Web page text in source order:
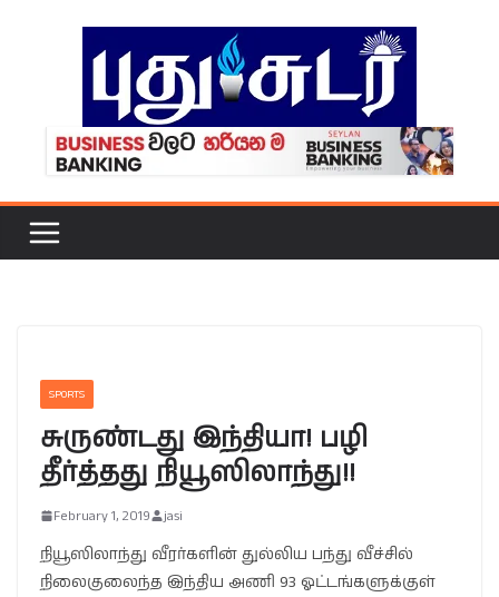
SPORTS
சுருண்டது இந்தியா! பழி
தீர்த்தது நியூஸிலாந்து!!
February 1, 2019 jasi
நியூஸிலாந்து வீரர்களின் துல்லிய பந்து வீச்சில்
நிலைகுலைந்த இந்திய அணி 93 ஓட்டங்களுக்குள்